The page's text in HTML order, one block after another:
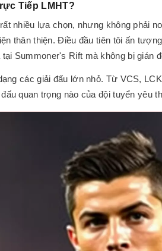
Tiếp LMHT?
nhiều lựa chọn, nhưng không phải
thân thiện. Điều đầu tiên tôi ấn
Summoner's Rift mà không bị gián
các giải đấu lớn nhỏ. Từ VCS,
quan trọng nào của đội tuyển yêu